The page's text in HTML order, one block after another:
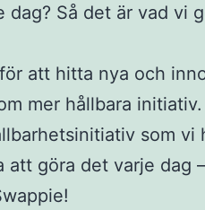
Så det är vad vi
att hitta nya och
mer hållbara
som vi
göra det varje dag